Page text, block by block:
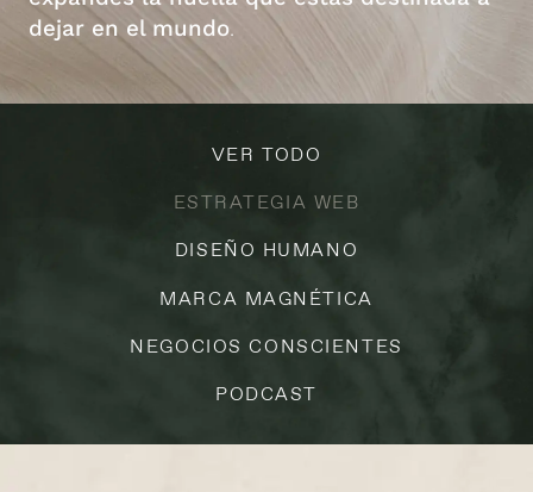
dejar en el mundo.
VER TODO
ESTRATEGIA WEB
DISEÑO HUMANO
MARCA MAGNÉTICA
NEGOCIOS CONSCIENTES
PODCAST